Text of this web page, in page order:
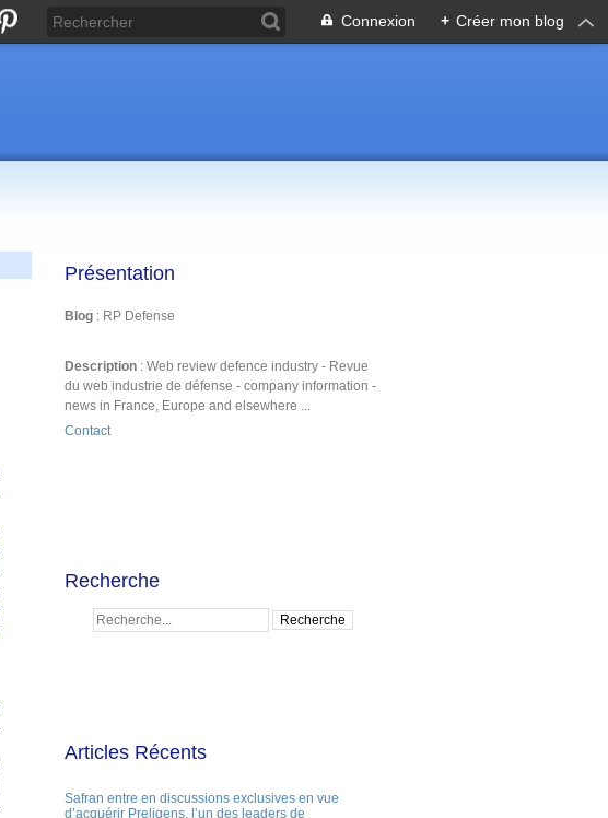
Connexion + Créer mon blog
Présentation
Blog : RP Defense
Description : Web review defence industry - Revue
du web industrie de défense - company information -
news in France, Europe and elsewhere ...
Contact
Recherche
Articles Récents
Safran entre en discussions exclusives en vue
d’acquérir Preligens, l’un des leaders de